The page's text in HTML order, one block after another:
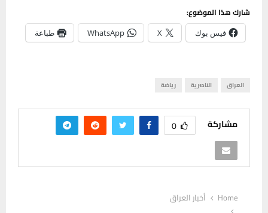
شارك هذا الموضوع:
فيس بوك X
WhatsApp طباعة
العراق الناصرية رياضة
مشاركة 0
Home
أخبار العراق